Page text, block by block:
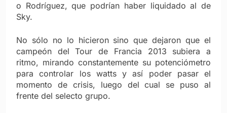
o Rodríguez, que podrían haber liquidado al de
Sky.
No sólo no lo hicieron sino que dejaron que el
campeón del Tour de Francia 2013 subiera a
ritmo, mirando constantemente su potenciómetro
para controlar los watts y así poder pasar el
momento de crisis, luego del cual se puso al
frente del selecto grupo.